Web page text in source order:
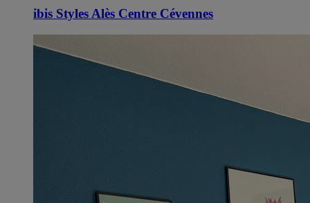
ibis Styles Alès Centre Cévennes